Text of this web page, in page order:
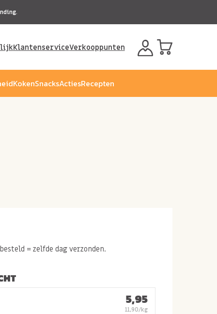
KlantenserviceVerkooppunten
KokenSnacksActiesRecepten
= zelfde dag verzonden.
5,95
11,90/kg